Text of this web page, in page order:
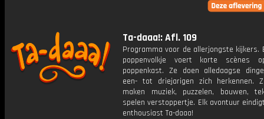
Ta-daaa!: Afl. 109
Programma voor de allerjongste kijkers.
poppenvolkje voert korte scènes
poppenkast. Ze doen alledaagse
een- tot driejarigen zich herkennen.
maken muziek, puzzelen, bouwen,
spelen verstoppertje. Elk avontuur
enthousiast Ta-daaa!